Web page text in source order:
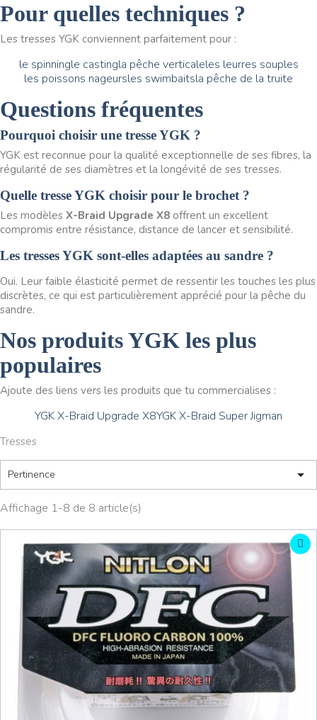
Pour quelles techniques ?
Les tresses YGK conviennent parfaitement pour :
le spinningle castingla pêche verticaleles leurres souples
les poissons nageursles swimbaitsla pêche de la truite
Questions fréquentes
Pourquoi choisir une tresse YGK ?
YGK est reconnue pour la qualité exceptionnelle de ses fibres, la
régularité de ses diamètres et la longévité de ses tresses.
Quelle tresse YGK choisir pour le brochet ?
Les modèles X-Braid Upgrade X8 offrent un excellent
compromis entre résistance, distance de lancer et sensibilité.
Les tresses YGK sont-elles adaptées au sandre ?
Oui. Leur faible élasticité permet de ressentir les touches les plus
discrètes, ce qui est particulièrement apprécié pour la pêche du
sandre.
Nos produits YGK les plus
populaires
Ajoute des liens vers les produits que tu commercialises :
YGK X-Braid Upgrade X8YGK X-Braid Super Jigman
Tresses
Pertinence 
Affichage 1-8 de 8 article(s)